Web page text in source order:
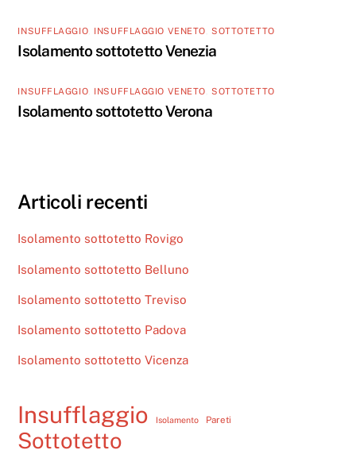
INSUFFLAGGIO INSUFFLAGGIO VENETO ,SOTTOTETTO
Isolamento sottotetto Venezia
INSUFFLAGGIO INSUFFLAGGIO VENETO ,SOTTOTETTO
Isolamento sottotetto Verona
Articoli recenti
Isolamento sottotetto Rovigo
Isolamento sottotetto Belluno
Isolamento sottotetto Treviso
Isolamento sottotetto Padova
Isolamento sottotetto Vicenza
Insufflaggio Isolamento Pareti
Sottotetto